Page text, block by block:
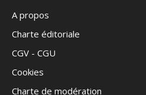
A propos
Charte éditoriale
CGV - CGU
Cookies
Charte de modération